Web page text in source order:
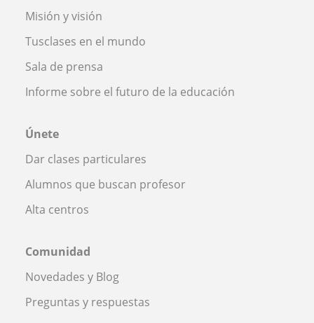
Misión y visión
Tusclases en el mundo
Sala de prensa
Informe sobre el futuro de la educación
Únete
Dar clases particulares
Alumnos que buscan profesor
Alta centros
Comunidad
Novedades y Blog
Preguntas y respuestas